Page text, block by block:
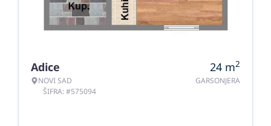
Adice
NOVI SAD
ŠIFRA: #575094
24 m2
GARSONJERA